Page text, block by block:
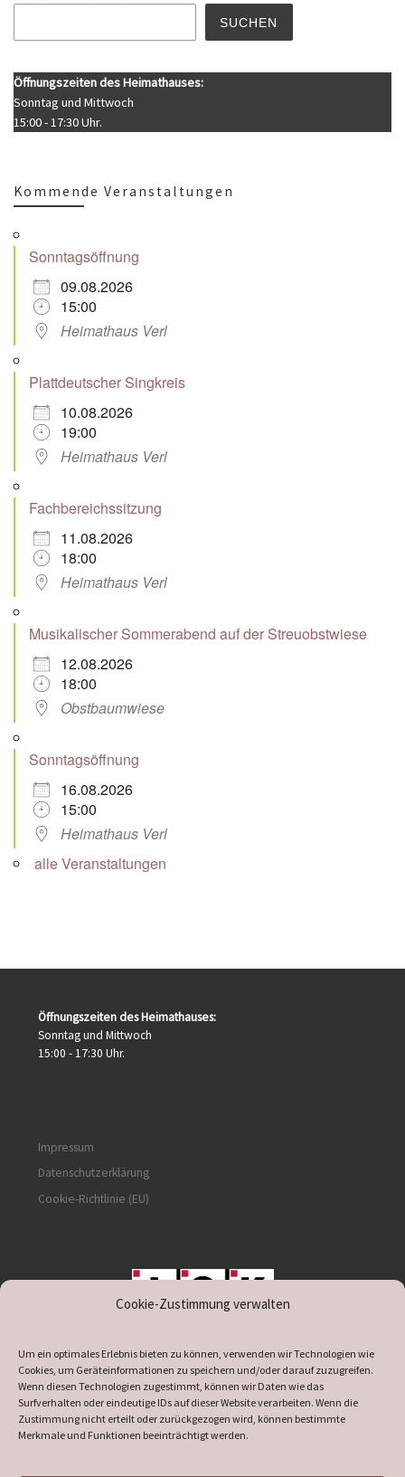
Cookie-Zustimmung verwalten
Um ein optimales Erlebnis bieten zu können, verwenden wir Technologien wie
Cookies, um Geräteinformationen zu speichern und/oder darauf zuzugreifen.
Wenn diesen Technologien zugestimmt, können wir Daten wie das
Surfverhalten oder eindeutige IDs auf dieser Website verarbeiten. Wenn die
Zustimmung nicht erteilt oder zurückgezogen wird, können bestimmte
Merkmale und Funktionen beeinträchtigt werden.
SUCHEN
Öffnungszeiten des Heimathauses:
Sonntag und Mittwoch
15:00 - 17:30 Uhr.
Kommende Veranstaltungen
Sonntagsöffnung
09.08.2026
15:00
Heimathaus Verl
Plattdeutscher Singkreis
10.08.2026
19:00
Heimathaus Verl
Fachbereichssitzung
11.08.2026
18:00
Heimathaus Verl
Musikalischer Sommerabend auf der Streuobstwiese
12.08.2026
18:00
Obstbaumwiese
Sonntagsöffnung
16.08.2026
15:00
Heimathaus Verl
alle Veranstaltungen
Öffnungszeiten des Heimathauses:
Sonntag und Mittwoch
15:00 - 17:30 Uhr.
Impressum
Datenschutzerklärung
Cookie-Richtlinie (EU)
supported by DÖ